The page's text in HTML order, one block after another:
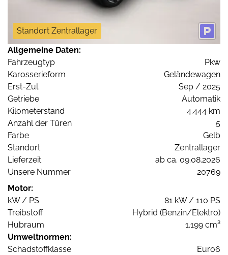
Standort Zentrallager
Allgemeine Daten:
Fahrzeugtyp
Pkw
Karosserieform
Geländewagen
Erst-Zul.
Sep / 2025
Getriebe
Automatik
Kilometerstand
4.444 km
Anzahl der Türen
5
Farbe
Gelb
Standort
Zentrallager
Lieferzeit
ab ca. 09.08.2026
Unsere Nummer
20769
Motor:
kW / PS
81 kW / 110 PS
Treibstoff
Hybrid (Benzin/Elektro)
Hubraum
1.199 cm³
Umweltnormen:
Schadstoffklasse
Euro6